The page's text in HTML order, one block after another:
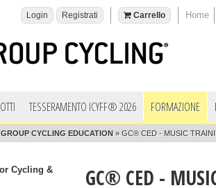
Home
Carrello
Login Registrati
TESSERAMENTO ICYFF® 2026 FORMAZIONE
GROUP CYCLING EDUCATION » GC® CED - MUSIC
Cycling &
GC® CED -